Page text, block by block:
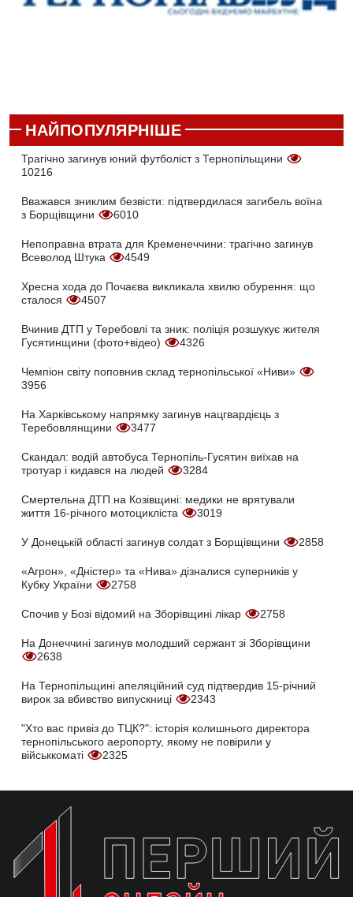
НАЙПОПУЛЯРНІШЕ
Трагічно загинув юний футболіст з Тернопільщини
10216
Вважався зниклим безвісти: підтвердилася загибель воїна
з Борщівщини
6010
Непоправна втрата для Кременеччини: трагічно загинув
Всеволод Штука
4549
Хресна хода до Почаєва викликала хвилю обурення: що
сталося
4507
Вчинив ДТП у Теребовлі та зник: поліція розшукує жителя
Гусятинщини (фото+відео)
4326
Чемпіон світу поповнив склад тернопільської «Ниви»
3956
На Харківському напрямку загинув нацгвардієць з
Теребовлянщини
3477
Скандал: водій автобуса Тернопіль-Гусятин виїхав на
тротуар і кидався на людей
3284
Смертельна ДТП на Козівщині: медики не врятували
життя 16-річного мотоцикліста
3019
У Донецькій області загинув солдат з Борщівщини 2858
«Агрон», «Дністер» та «Нива» дізналися суперників у
Кубку України
2758
Спочив у Бозі відомий на Зборівщині лікар 2758
На Донеччині загинув молодший сержант зі Зборівщини
2638
На Тернопільщині апеляційний суд підтвердив 15-річний
вирок за вбивство випускниці
2343
"Хто вас привіз до ТЦК?": історія колишнього директора
тернопільського аеропорту, якому не повірили у
військкоматі
2325